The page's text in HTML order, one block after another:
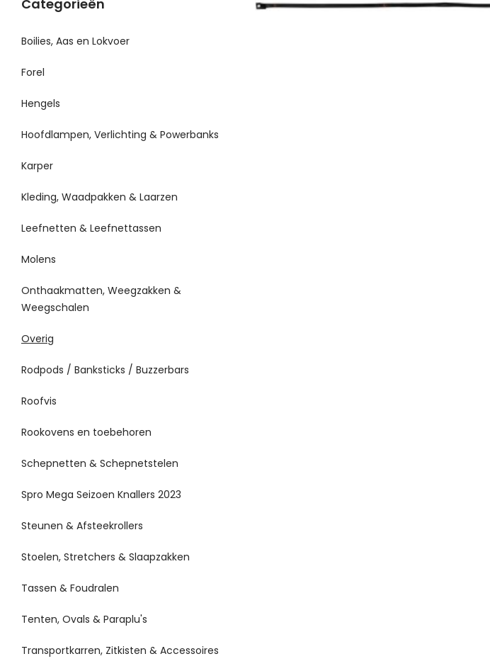
Categorieën
Boilies, Aas en Lokvoer
Forel
Hengels
Hoofdlampen, Verlichting & Powerbanks
Karper
Kleding, Waadpakken & Laarzen
Leefnetten & Leefnettassen
Molens
Onthaakmatten, Weegzakken &
Weegschalen
Overig
Rodpods / Banksticks / Buzzerbars
Roofvis
Rookovens en toebehoren
Schepnetten & Schepnetstelen
Spro Mega Seizoen Knallers 2023
Steunen & Afsteekrollers
Stoelen, Stretchers & Slaapzakken
Tassen & Foudralen
Tenten, Ovals & Paraplu's
Transportkarren, Zitkisten & Accessoires